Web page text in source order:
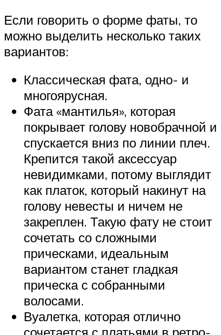
Если говорить о форме фаты, то
можно выделить несколько таких
вариантов:
Классическая фата, одно- и
многоярусная.
Фата «мантилья», которая
покрывает голову новобрачной и
спускается вниз по линии плеч.
Крепится такой аксессуар
невидимками, потому выглядит
как платок, который накинут на
голову невесты и ничем не
закреплен. Такую фату не стоит
сочетать со сложными
прическами, идеальным
вариантом станет гладкая
прическа с собранными
волосами.
Вуалетка, которая отлично